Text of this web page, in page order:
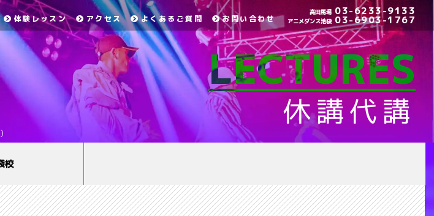
体験レッスン アクセス よくあるご質問 お問い合わせ
高田馬場 03-6233-9133
アニメダンス池袋 03-6903-1767
LECTURES
休講代講
校